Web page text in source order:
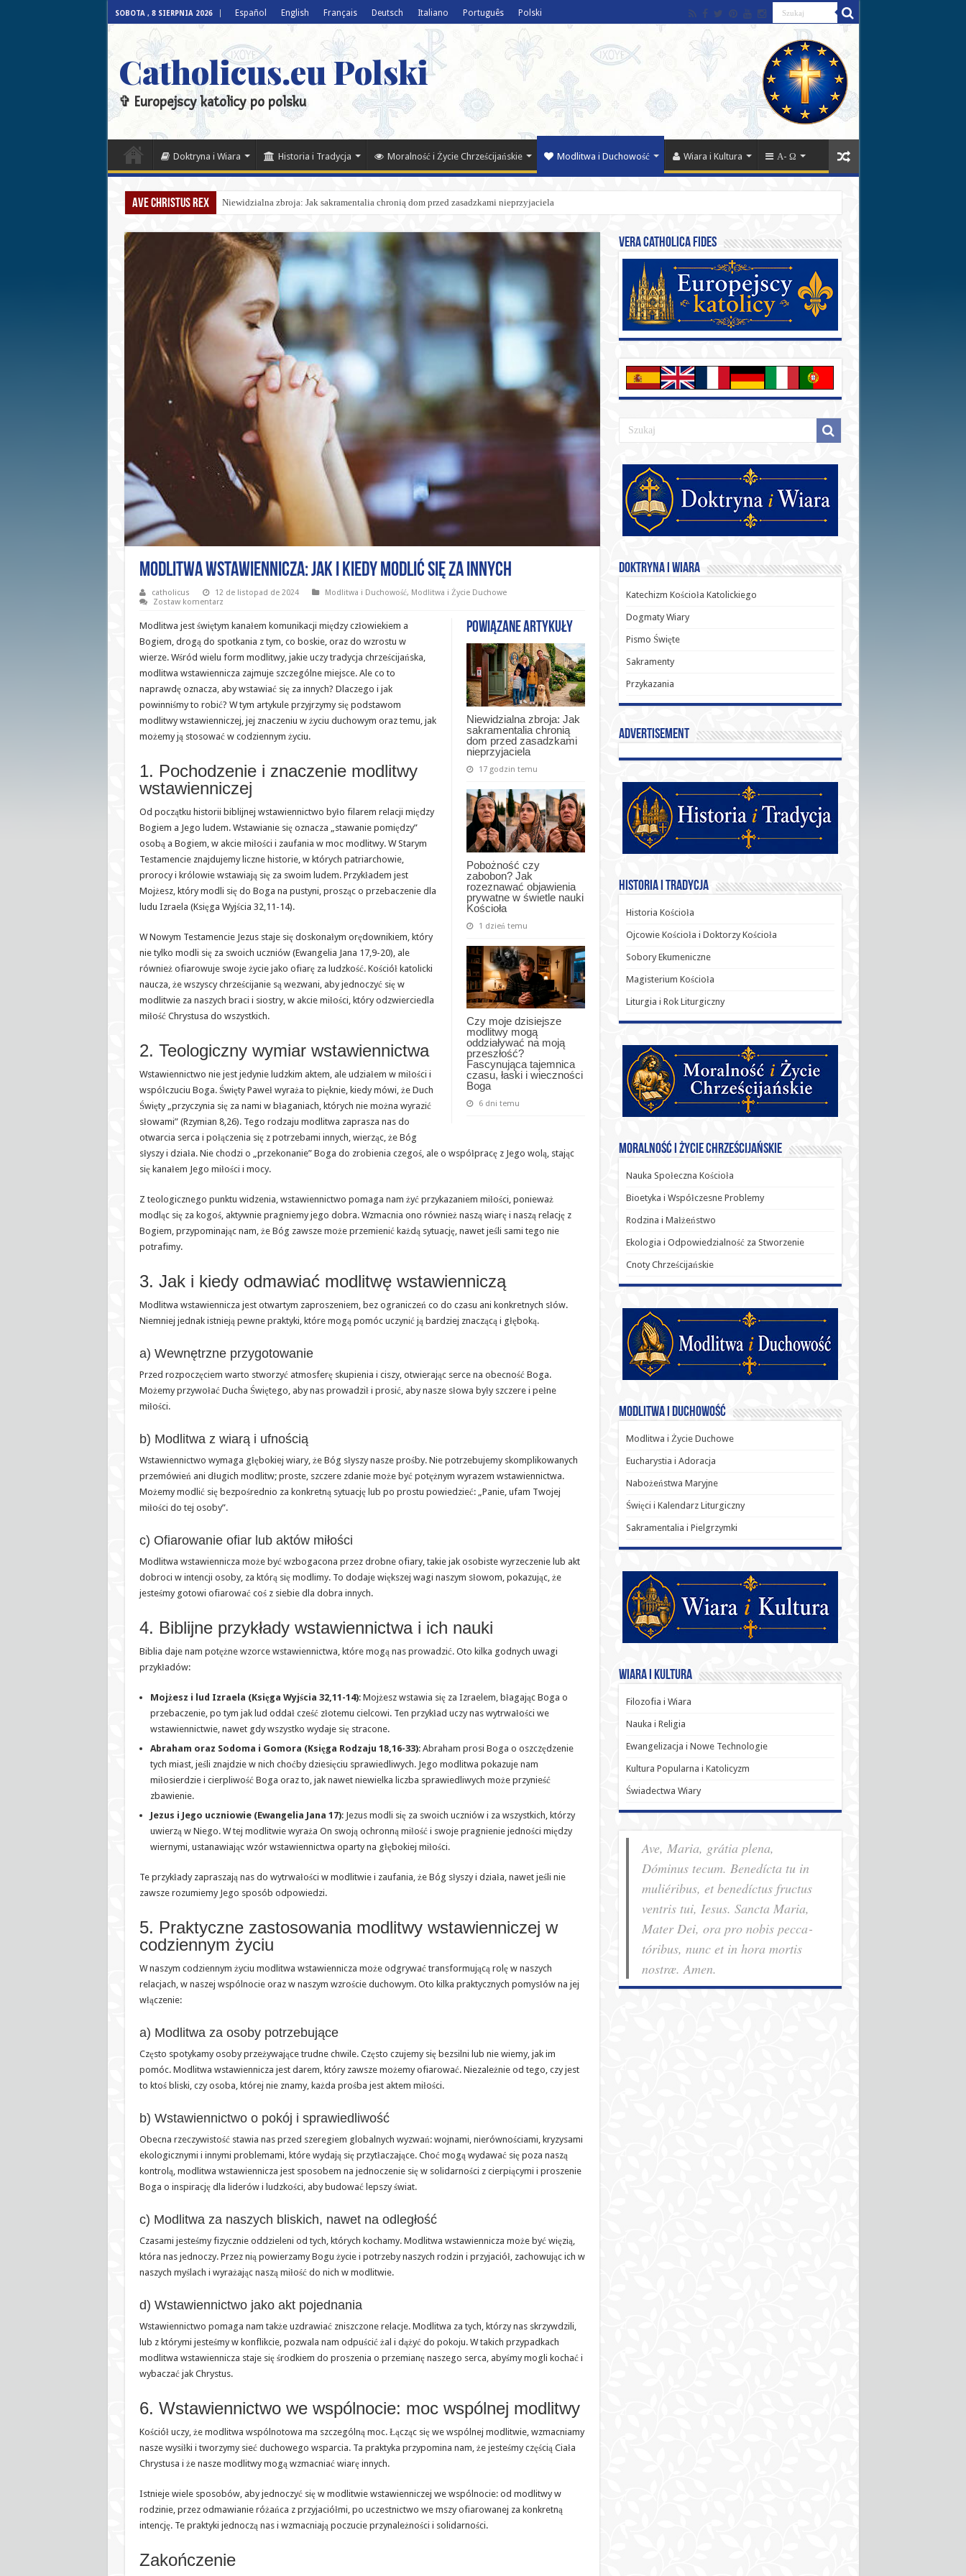
SOBOTA , 8 SIERPNIA 2026 Español English Français Deutsch Italiano Português Polski
Catholicus.eu Polski
✞ Europejscy katolicy po polsku
Doktryna i Wiara Historia i Tradycja Moralność i Życie Chrześcijańskie Modlitwa i Duchowość Wiara i Kultura Α- Ω
Ave Christus Rex Niewidzialna zbroja: Jak sakramentalia chronią dom przed zasadzkami nieprzyjaciela
Modlitwa wstawiennicza: Jak i kiedy modlić się za innych
catholicus 12 de listopad de 2024 Modlitwa i Duchowość, Modlitwa i Życie Duchowe
Zostaw komentarz
Powiązane artykuły
Niewidzialna zbroja: Jak
sakramentalia chronią
dom przed zasadzkami
nieprzyjaciela
17 godzin temu
Pobożność czy
zabobon? Jak
rozeznawać objawienia
prywatne w świetle nauki
Kościoła
1 dzień temu
Czy moje dzisiejsze
modlitwy mogą
oddziaływać na moją
przeszłość?
Fascynująca tajemnica
czasu, łaski i wieczności
Boga
6 dni temu
Modlitwa jest świętym kanałem komunikacji między człowiekiem a
Bogiem, drogą do spotkania z tym, co boskie, oraz do wzrostu w
wierze. Wśród wielu form modlitwy, jakie uczy tradycja chrześcijańska,
modlitwa wstawiennicza zajmuje szczególne miejsce. Ale co to
naprawdę oznacza, aby wstawiać się za innych? Dlaczego i jak
powinniśmy to robić? W tym artykule przyjrzymy się podstawom
modlitwy wstawienniczej, jej znaczeniu w życiu duchowym oraz temu, jak
możemy ją stosować w codziennym życiu.
1. Pochodzenie i znaczenie modlitwy
wstawienniczej
Od początku historii biblijnej wstawiennictwo było filarem relacji między
Bogiem a Jego ludem. Wstawianie się oznacza „stawanie pomiędzy”
osobą a Bogiem, w akcie miłości i zaufania w moc modlitwy. W Starym
Testamencie znajdujemy liczne historie, w których patriarchowie,
prorocy i królowie wstawiają się za swoim ludem. Przykładem jest
Mojżesz, który modli się do Boga na pustyni, prosząc o przebaczenie dla
ludu Izraela (Księga Wyjścia 32,11-14).
W Nowym Testamencie Jezus staje się doskonałym orędownikiem, który
nie tylko modli się za swoich uczniów (Ewangelia Jana 17,9-20), ale
również ofiarowuje swoje życie jako ofiarę za ludzkość. Kościół katolicki
naucza, że wszyscy chrześcijanie są wezwani, aby jednoczyć się w
modlitwie za naszych braci i siostry, w akcie miłości, który odzwierciedla
miłość Chrystusa do wszystkich.
2. Teologiczny wymiar wstawiennictwa
Wstawiennictwo nie jest jedynie ludzkim aktem, ale udziałem w miłości i
współczuciu Boga. Święty Paweł wyraża to pięknie, kiedy mówi, że Duch
Święty „przyczynia się za nami w błaganiach, których nie można wyrazić
słowami” (Rzymian 8,26). Tego rodzaju modlitwa zaprasza nas do
otwarcia serca i połączenia się z potrzebami innych, wierząc, że Bóg
słyszy i działa. Nie chodzi o „przekonanie” Boga do zrobienia czegoś, ale o współpracę z Jego wolą, stając
się kanałem Jego miłości i mocy.
Z teologicznego punktu widzenia, wstawiennictwo pomaga nam żyć przykazaniem miłości, ponieważ
modląc się za kogoś, aktywnie pragniemy jego dobra. Wzmacnia ono również naszą wiarę i naszą relację z
Bogiem, przypominając nam, że Bóg zawsze może przemienić każdą sytuację, nawet jeśli sami tego nie
potrafimy.
3. Jak i kiedy odmawiać modlitwę wstawienniczą
Modlitwa wstawiennicza jest otwartym zaproszeniem, bez ograniczeń co do czasu ani konkretnych słów.
Niemniej jednak istnieją pewne praktyki, które mogą pomóc uczynić ją bardziej znaczącą i głęboką.
a) Wewnętrzne przygotowanie
Przed rozpoczęciem warto stworzyć atmosferę skupienia i ciszy, otwierając serce na obecność Boga.
Możemy przywołać Ducha Świętego, aby nas prowadził i prosić, aby nasze słowa były szczere i pełne
miłości.
b) Modlitwa z wiarą i ufnością
Wstawiennictwo wymaga głębokiej wiary, że Bóg słyszy nasze prośby. Nie potrzebujemy skomplikowanych
przemówień ani długich modlitw; proste, szczere zdanie może być potężnym wyrazem wstawiennictwa.
Możemy modlić się bezpośrednio za konkretną sytuację lub po prostu powiedzieć: „Panie, ufam Twojej
miłości do tej osoby”.
c) Ofiarowanie ofiar lub aktów miłości
Modlitwa wstawiennicza może być wzbogacona przez drobne ofiary, takie jak osobiste wyrzeczenie lub akt
dobroci w intencji osoby, za którą się modlimy. To dodaje większej wagi naszym słowom, pokazując, że
jesteśmy gotowi ofiarować coś z siebie dla dobra innych.
4. Biblijne przykłady wstawiennictwa i ich nauki
Biblia daje nam potężne wzorce wstawiennictwa, które mogą nas prowadzić. Oto kilka godnych uwagi
przykładów:
Mojżesz i lud Izraela (Księga Wyjścia 32,11-14): Mojżesz wstawia się za Izraelem, błagając Boga o
przebaczenie, po tym jak lud oddał cześć złotemu cielcowi. Ten przykład uczy nas wytrwałości we
wstawiennictwie, nawet gdy wszystko wydaje się stracone.
Abraham oraz Sodoma i Gomora (Księga Rodzaju 18,16-33): Abraham prosi Boga o oszczędzenie
tych miast, jeśli znajdzie w nich choćby dziesięciu sprawiedliwych. Jego modlitwa pokazuje nam
miłosierdzie i cierpliwość Boga oraz to, jak nawet niewielka liczba sprawiedliwych może przynieść
zbawienie.
Jezus i Jego uczniowie (Ewangelia Jana 17): Jezus modli się za swoich uczniów i za wszystkich, którzy
uwierzą w Niego. W tej modlitwie wyraża On swoją ochronną miłość i swoje pragnienie jedności między
wiernymi, ustanawiając wzór wstawiennictwa oparty na głębokiej miłości.
Te przykłady zapraszają nas do wytrwałości w modlitwie i zaufania, że Bóg słyszy i działa, nawet jeśli nie
zawsze rozumiemy Jego sposób odpowiedzi.
5. Praktyczne zastosowania modlitwy wstawienniczej w
codziennym życiu
W naszym codziennym życiu modlitwa wstawiennicza może odgrywać transformującą rolę w naszych
relacjach, w naszej wspólnocie oraz w naszym wzroście duchowym. Oto kilka praktycznych pomysłów na jej
włączenie:
a) Modlitwa za osoby potrzebujące
Często spotykamy osoby przeżywające trudne chwile. Często czujemy się bezsilni lub nie wiemy, jak im
pomóc. Modlitwa wstawiennicza jest darem, który zawsze możemy ofiarować. Niezależnie od tego, czy jest
to ktoś bliski, czy osoba, której nie znamy, każda prośba jest aktem miłości.
b) Wstawiennictwo o pokój i sprawiedliwość
Obecna rzeczywistość stawia nas przed szeregiem globalnych wyzwań: wojnami, nierównościami, kryzysami
ekologicznymi i innymi problemami, które wydają się przytłaczające. Choć mogą wydawać się poza naszą
kontrolą, modlitwa wstawiennicza jest sposobem na jednoczenie się w solidarności z cierpiącymi i proszenie
Boga o inspirację dla liderów i ludzkości, aby budować lepszy świat.
c) Modlitwa za naszych bliskich, nawet na odległość
Czasami jesteśmy fizycznie oddzieleni od tych, których kochamy. Modlitwa wstawiennicza może być więzią,
która nas jednoczy. Przez nią powierzamy Bogu życie i potrzeby naszych rodzin i przyjaciół, zachowując ich w
naszych myślach i wyrażając naszą miłość do nich w modlitwie.
d) Wstawiennictwo jako akt pojednania
Wstawiennictwo pomaga nam także uzdrawiać zniszczone relacje. Modlitwa za tych, którzy nas skrzywdzili,
lub z którymi jesteśmy w konflikcie, pozwala nam odpuścić żal i dążyć do pokoju. W takich przypadkach
modlitwa wstawiennicza staje się środkiem do proszenia o przemianę naszego serca, abyśmy mogli kochać i
wybaczać jak Chrystus.
6. Wstawiennictwo we wspólnocie: moc wspólnej modlitwy
Kościół uczy, że modlitwa wspólnotowa ma szczególną moc. Łącząc się we wspólnej modlitwie, wzmacniamy
nasze wysiłki i tworzymy sieć duchowego wsparcia. Ta praktyka przypomina nam, że jesteśmy częścią Ciała
Chrystusa i że nasze modlitwy mogą wzmacniać wiarę innych.
Istnieje wiele sposobów, aby jednoczyć się w modlitwie wstawienniczej we wspólnocie: od modlitwy w
rodzinie, przez odmawianie różańca z przyjaciółmi, po uczestnictwo we mszy ofiarowanej za konkretną
intencję. Te praktyki jednoczą nas i wzmacniają poczucie przynależności i solidarności.
Zakończenie
Vera catholica fides
Doktryna i Wiara
Katechizm Kościoła Katolickiego
Dogmaty Wiary
Pismo Święte
Sakramenty
Przykazania
Advertisement
Historia i Tradycja
Historia Kościoła
Ojcowie Kościoła i Doktorzy Kościoła
Sobory Ekumeniczne
Magisterium Kościoła
Liturgia i Rok Liturgiczny
Moralność i Życie Chrześcijańskie
Nauka Społeczna Kościoła
Bioetyka i Współczesne Problemy
Rodzina i Małżeństwo
Ekologia i Odpowiedzialność za Stworzenie
Cnoty Chrześcijańskie
Modlitwa i Duchowość
Modlitwa i Życie Duchowe
Eucharystia i Adoracja
Nabożeństwa Maryjne
Święci i Kalendarz Liturgiczny
Sakramentalia i Pielgrzymki
Wiara i Kultura
Filozofia i Wiara
Nauka i Religia
Ewangelizacja i Nowe Technologie
Kultura Popularna i Katolicyzm
Świadectwa Wiary
Ave, Maria, grátia plena,
Dóminus tecum. Benedícta tu in
muliéribus, et benedíctus fructus
ventris tui, Iesus. Sancta Maria,
Mater Dei, ora pro nobis pec­ca­
tóribus, nunc et in hora mortis
nostræ. Amen.